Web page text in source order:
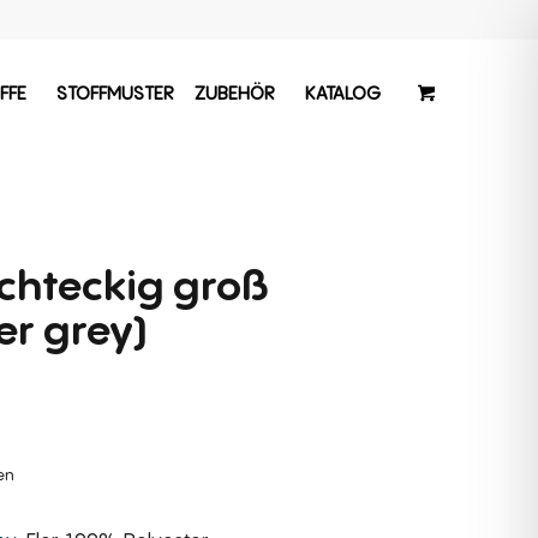
STOFFMUSTER ZUBEHÖR KATALOG
groß
grey)